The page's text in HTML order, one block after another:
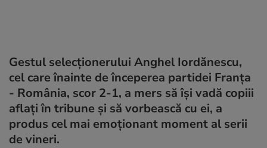
Gestul selecționerului Anghel Iordănescu,
cel care înainte de începerea partidei Franța
- România, scor 2-1, a mers să își vadă copiii
aflați în tribune și să vorbească cu ei, a
produs cel mai emoționant moment al serii
de vineri.